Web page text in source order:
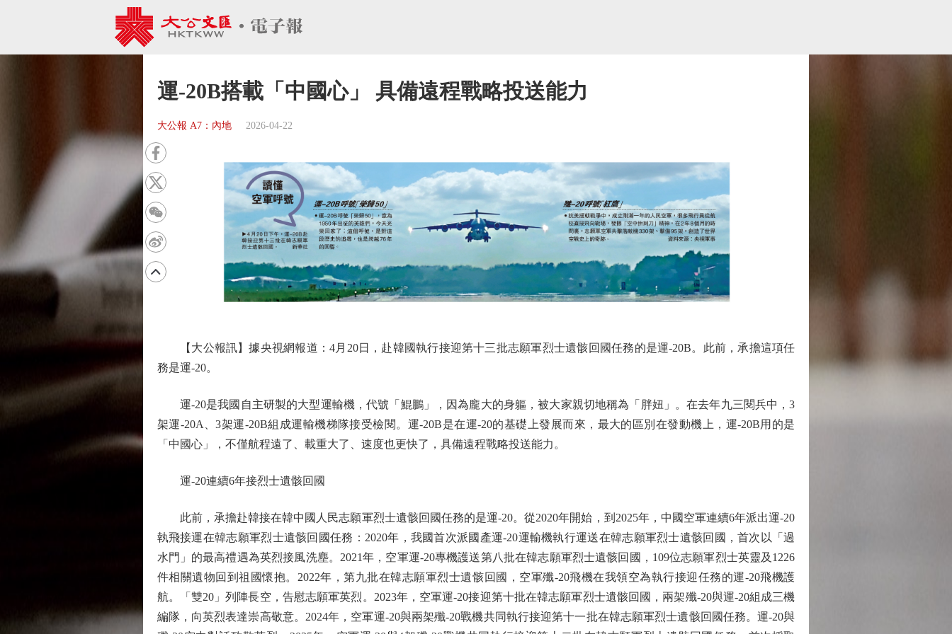
運-20B搭載「中國心」 具備遠程戰略投送能力
大公報 A7：內地 2026-04-22
【大公報訊】據央視網報道：4月20日，赴韓國執行接迎第十三批志願軍烈士遺骸回國任務的是運-20B。此前，承擔這項任
務是運-20。
運-20是我國自主研製的大型運輸機，代號「鯤鵬」，因為龐大的身軀，被大家親切地稱為「胖妞」。在去年九三閱兵中，3
架運-20A、3架運-20B組成運輸機梯隊接受檢閱。運-20B是在運-20的基礎上發展而來，最大的區別在發動機上，運-20B用的是
「中國心」，不僅航程遠了、載重大了、速度也更快了，具備遠程戰略投送能力。
運-20連續6年接烈士遺骸回國
此前，承擔赴韓接在韓中國人民志願軍烈士遺骸回國任務的是運-20。從2020年開始，到2025年，中國空軍連續6年派出運-20
執飛接運在韓志願軍烈士遺骸回國任務：2020年，我國首次派國產運-20運輸機執行運送在韓志願軍烈士遺骸回國，首次以「過
水門」的最高禮遇為英烈接風洗塵。2021年，空軍運-20專機護送第八批在韓志願軍烈士遺骸回國，109位志願軍烈士英靈及1226
件相關遺物回到祖國懷抱。2022年，第九批在韓志願軍烈士遺骸回國，空軍殲-20飛機在我領空為執行接迎任務的運-20飛機護
航。「雙20」列陣長空，告慰志願軍英烈。2023年，空軍運-20接迎第十批在韓志願軍烈士遺骸回國，兩架殲-20與運-20組成三機
編隊，向英烈表達崇高敬意。2024年，空軍運-20與兩架殲-20戰機共同執行接迎第十一批在韓志願軍烈士遺骸回國任務。運-20與